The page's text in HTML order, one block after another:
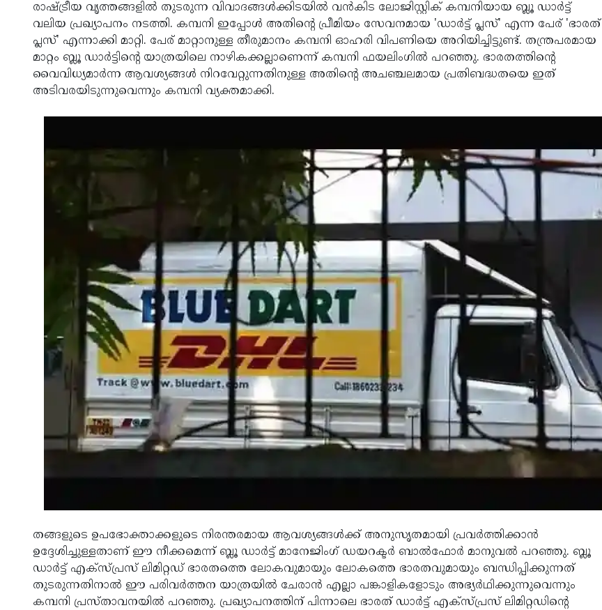
രാഷ്ട്രീയ വൃത്തങ്ങളിൽ തുടരുന്ന വിവാദങ്ങൾക്കിടയിൽ വൻകിട ലോജിസ്റ്റിക് കമ്പനിയായ ബ്ലൂ ഡാർട്ട്
വലിയ പ്രഖ്യാപനം നടത്തി. കമ്പനി ഇപ്പോൾ അതിന്റെ പ്രീമിയം സേവനമായ 'ഡാർട്ട് പ്ലസ്' എന്ന പേര് 'ഭാരത്
പ്ലസ്' എന്നാക്കി മാറ്റി. പേര് മാറ്റാനുള്ള തീരുമാനം കമ്പനി ഓഹരി വിപണിയെ അറിയിച്ചിട്ടുണ്ട്. തന്ത്രപരമായ
മാറ്റം ബ്ലൂ ഡാർട്ടിന്റെ യാത്രയിലെ നാഴികക്കല്ലാണെന്ന് കമ്പനി ഫയലിംഗിൽ പറഞ്ഞു. ഭാരതത്തിന്റെ
വൈവിധ്യമാര്‍ന്ന ആവശ്യങ്ങള്‍ നിറവേറ്റുന്നതിനുള്ള അതിന്റെ അചഞ്ചലമായ പ്രതിബദ്ധതയെ ഇത്
അടിവരയിടുന്നുവെന്നും കമ്പനി വ്യക്തമാക്കി.
തങ്ങളുടെ ഉപഭോക്താക്കളുടെ നിരന്തരമായ ആവശ്യങ്ങൾക്ക് അനുസൃതമായി പ്രവർത്തിക്കാൻ
ഉദ്ദേശിച്ചുള്ളതാണ് ഈ നീക്കമെന്ന് ബ്ലൂ ഡാർട്ട് മാനേജിംഗ് ഡയറക്ടർ ബാൽഫോർ മാനുവൽ പറഞ്ഞു. ബ്ലൂ
ഡാര്‍ട്ട് എക്‌സ്പ്രസ് ലിമിറ്റഡ് ഭാരതത്തെ ലോകവുമായും ലോകത്തെ ഭാരതവുമായും ബന്ധിപ്പിക്കുന്നത്
തുടരുന്നതിനാല്‍ ഈ പരിവര്‍ത്തന യാത്രയില്‍ ചേരാന്‍ എല്ലാ പങ്കാളികളോടും അഭ്യർഥിക്കുന്നുവെന്നും
കമ്പനി പ്രസ്താവനയില്‍ പറഞ്ഞു. പ്രഖ്യാപനത്തിന് പിന്നാലെ ഭാരത് ഡാര്‍ട്ട് എക്‌സ്പ്രസ് ലിമിറ്റഡിന്റെ